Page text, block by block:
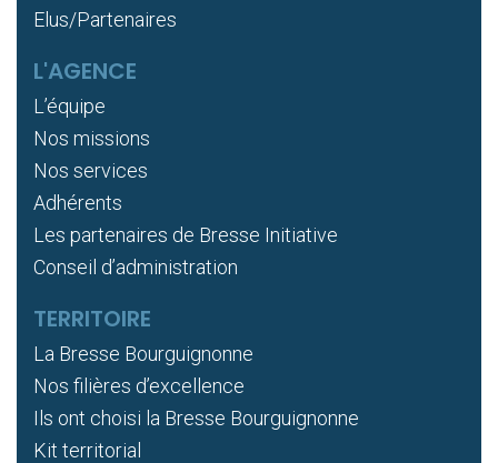
Elus/Partenaires
L'AGENCE
L’équipe
Nos missions
Nos services
Adhérents
Les partenaires de Bresse Initiative
Conseil d’administration
TERRITOIRE
La Bresse Bourguignonne
Nos filières d’excellence
Ils ont choisi la Bresse Bourguignonne
Kit territorial